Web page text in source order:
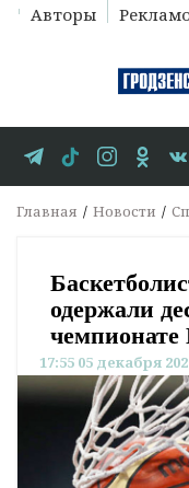
Авторы
Главная Новости
одержали
чемпионате
17:55 05 декабря